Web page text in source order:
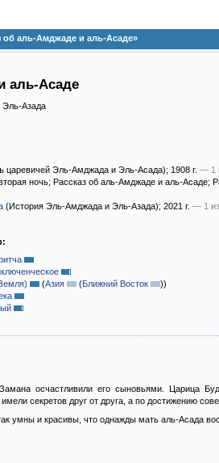
об аль-Амджаде и аль-Асаде»
аль-Асаде
Эль-Азада
царевичей Эль-Амджада и Эль-Асада); 1908 г. — 1
ночь; Рассказ об аль-Амджаде и аль-Асаде;
(История Эль-Амджада и Эль-Азада); 2021 г. — 1
(Азия (Ближний Восток ))
осчастливили его сыновьями. Царица
секретов друг от друга, а по достижению
умны и красивы, что однажды мать аль-Асада